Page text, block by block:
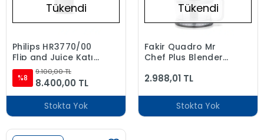
Tükendi
Philips HR3770/00
Flip and Juice Katı
Meyve Özellikli
Sürahi Blender, 1500
W, ProBlend Ultra
Teknolo
%8
9.100,00 TL
8.400,00 TL
Stokta Yok
Tükendi
Fakir Quadro Mr
Chef Plus Blender
2.988,01 TL
Stokta Yok